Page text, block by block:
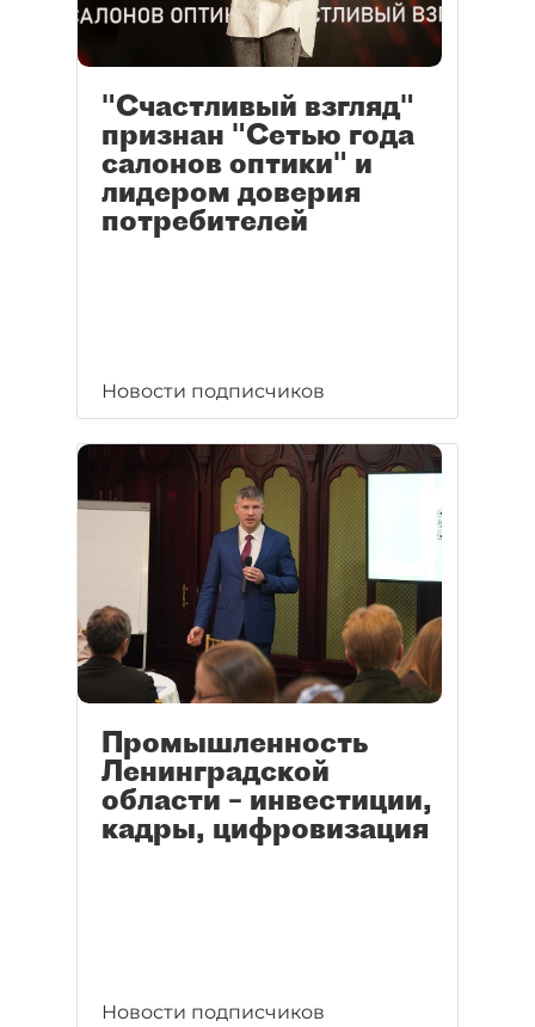
"Счастливый взгляд"
признан "Сетью года
салонов оптики" и
лидером доверия
потребителей
Новости подписчиков
Промышленность
Ленинградской
области – инвестиции,
кадры, цифровизация
Новости подписчиков